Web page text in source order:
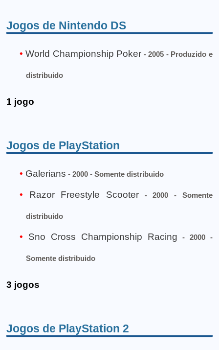
Jogos de Nintendo DS
World Championship Poker - 2005 - Produzido e
distribuido
1 jogo
Jogos de PlayStation
Galerians - 2000 - Somente distribuido
Razor Freestyle Scooter- 2000 - Somente
distribuido
Sno Cross Championship Racing - 2000 -
Somente distribuido
3 jogos
Jogos de PlayStation 2